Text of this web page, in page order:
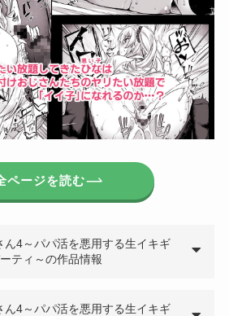
ページを読む
ん4～パパ活を悪用する生イキギ
ティ～の作品情報
ん4～パパ活を悪用する生イキギ